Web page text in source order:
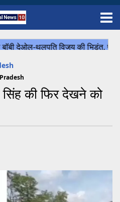
सिंह की फिर देखने को